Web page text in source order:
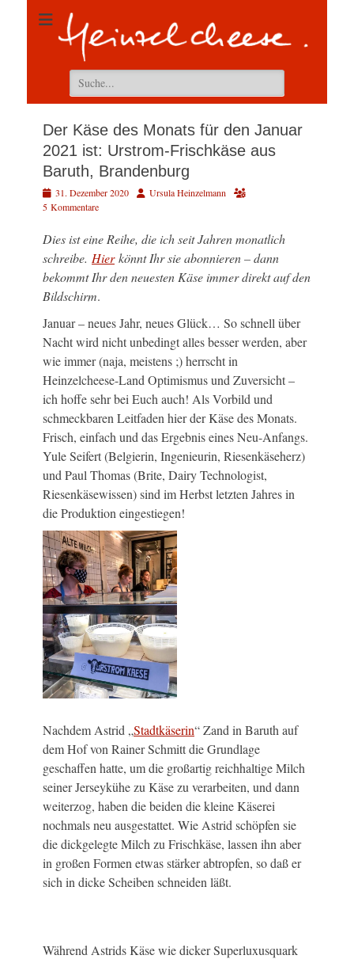
Suchen
nach:
Der Käse des Monats für den Januar
2021 ist: Urstrom-Frischkäse aus
Baruth, Brandenburg
Veröffentlicht
am
31. Dezember 2020 AutorUrsula Heinzelmann
5 Kommentare
Dies ist eine Reihe, die ich seit Jahren monatlich
schreibe. Hierkönnt Ihr sie abonnieren – dann
bekommt Ihr den neuesten Käse immer direkt auf den
Bildschirm.
Januar – neues Jahr, neues Glück… So schnell über
Nacht wird nicht unbedingt alles besser werden, aber
wie immer (naja, meistens ;) herrscht in
Heinzelcheese-Land Optimismus und Zuversicht –
ich hoffe sehr bei Euch auch! Als Vorbild und
schmeckbaren Leitfaden hier der Käse des Monats.
Frisch, einfach und das Ergebnis eines Neu-Anfangs.
Yule Seifert (Belgierin, Ingenieurin, Riesenkäseherz)
und Paul Thomas (Brite, Dairy Technologist,
Riesenkäsewissen) sind im Herbst letzten Jahres in
die Produktion eingestiegen!
Nachdem Astrid „Stadtkäserin“ Zand in Baruth auf
dem Hof von Rainer Schmitt die Grundlage
geschaffen hatte, um die großartig reichhaltige Milch
seiner Jerseykühe zu Käse zu verarbeiten, und dann
weiterzog, haben die beiden die kleine Käserei
nochmals neu ausgestattet. Wie Astrid schöpfen sie
die dickgelegte Milch zu Frischkäse, lassen ihn aber
in großen Formen etwas stärker abtropfen, so daß er
sich in dicke Scheiben schneiden läßt.
Während Astrids Käse wie dicker Superluxusquark